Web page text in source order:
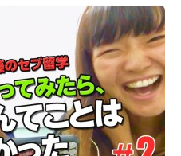
つといった情報を、留学会
「人事のハノ」...